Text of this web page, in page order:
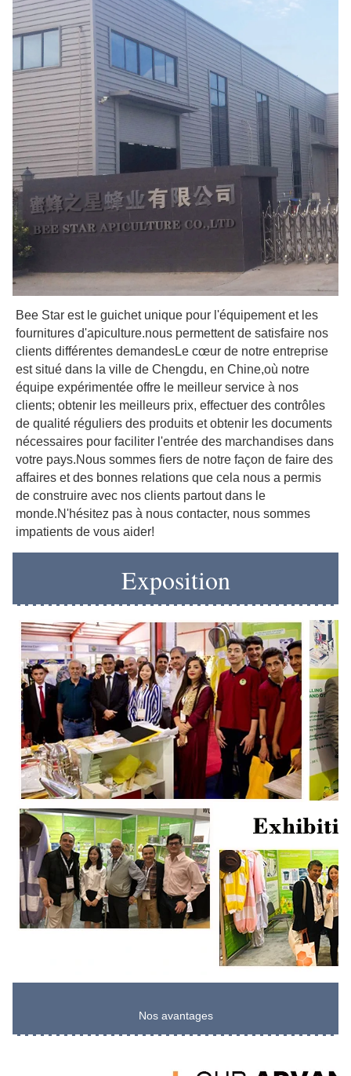
Bee Star est le guichet unique pour l'équipement et les
fournitures d'apiculture.nous permettent de satisfaire nos
clients différentes demandesLe cœur de notre entreprise
est situé dans la ville de Chengdu, en Chine,où notre
équipe expérimentée offre le meilleur service à nos
clients; obtenir les meilleurs prix, effectuer des contrôles
de qualité réguliers des produits et obtenir les documents
nécessaires pour faciliter l'entrée des marchandises dans
votre pays.Nous sommes fiers de notre façon de faire des
affaires et des bonnes relations que cela nous a permis
de construire avec nos clients partout dans le
monde.N'hésitez pas à nous contacter, nous sommes
impatients de vous aider!
Exposition
Nos avantages